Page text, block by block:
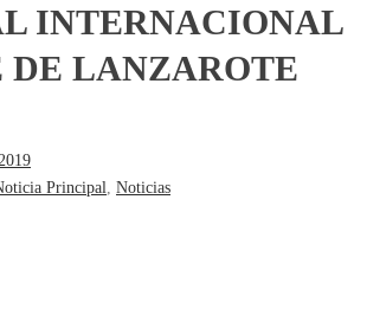
INTERNACIONAL
DE LANZAROTE
Principal, Noticias